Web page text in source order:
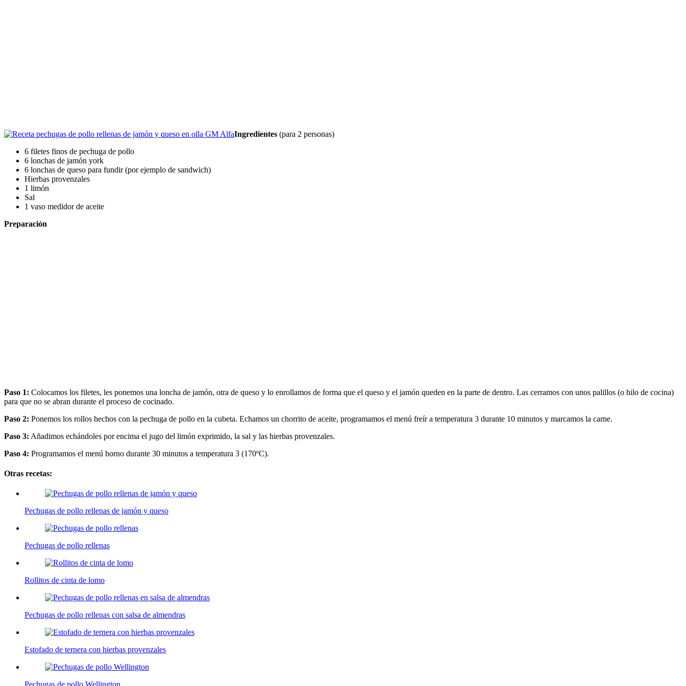
Ingredientes (para 2 personas)
6 filetes finos de pechuga de pollo
6 lonchas de jamón york
6 lonchas de queso para fundir (por ejemplo de sandwich)
Hierbas provenzales
1 limón
Sal
1 vaso medidor de aceite
Preparación
Paso 1: Colocamos los filetes, les ponemos una loncha de jamón, otra de queso y lo enrollamos de forma que el queso y el jamón queden en la parte de dentro. Las cerramos con unos palillos (o hilo de cocina)
para que no se abran durante el proceso de cocinado.
Paso 2: Ponemos los rollos hechos con la pechuga de pollo en la cubeta. Echamos un chorrito de aceite, programamos el menú freír a temperatura 3 durante 10 minutos y marcamos la carne.
Paso 3: Añadimos echándoles por encima el jugo del limón exprimido, la sal y las hierbas provenzales.
Paso 4: Programamos el menú horno durante 30 minutos a temperatura 3 (170ºC).
Otras recetas:
Pechugas de pollo rellenas de jamón y queso
Pechugas de pollo rellenas
Rollitos de cinta de lomo
Pechugas de pollo rellenas con salsa de almendras
Estofado de ternera con hierbas provenzales